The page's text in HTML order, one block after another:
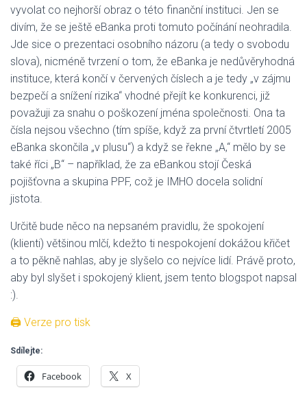
vyvolat co nejhorší obraz o této finanční instituci. Jen se
divím, že se ještě eBanka proti tomuto počínání neohradila.
Jde sice o prezentaci osobního názoru (a tedy o svobodu
slova), nicméně tvrzení o tom, že eBanka je nedůvěryhodná
instituce, která končí v červených číslech a je tedy „v zájmu
bezpečí a snížení rizika“ vhodné přejít ke konkurenci, již
považuji za snahu o poškození jména společnosti. Ona ta
čísla nejsou všechno (tím spíše, když za první čtvrtletí 2005
eBanka skončila „v plusu“) a když se řekne „A,“ mělo by se
také říci „B“ – například, že za eBankou stojí Česká
pojišťovna a skupina PPF, což je IMHO docela solidní
jistota.
Určitě bude něco na nepsaném pravidlu, že spokojení
(klienti) většinou mlčí, kdežto ti nespokojení dokážou křičet
a to pěkně nahlas, aby je slyšelo co nejvíce lidí. Právě proto,
aby byl slyšet i spokojený klient, jsem tento blogspot napsal
:).
🖨 Verze pro tisk
Sdílejte:
Facebook X